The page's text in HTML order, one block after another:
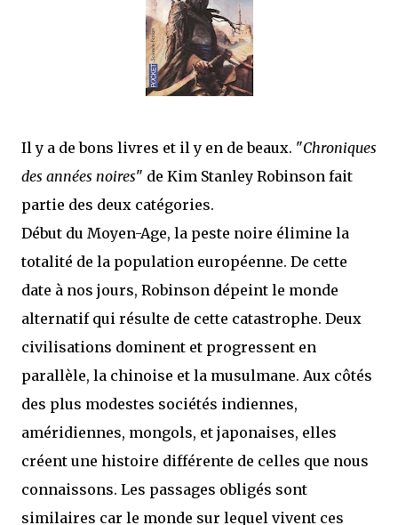
j’ai dit au sujet des tomes précédents : tant l’univers que les protagonistes
Il y a de bons livres et il y en de beaux. "Chroniques
des années noires" de Kim Stanley Robinson fait
partie des deux catégories.
Début du Moyen-Age, la peste noire élimine la
totalité de la population européenne. De cette
date à nos jours, Robinson dépeint le monde
alternatif qui résulte de cette catastrophe. Deux
civilisations dominent et progressent en
parallèle, la chinoise et la musulmane. Aux côtés
des plus modestes sociétés indiennes,
améridiennes, mongols, et japonaises, elles
créent une histoire différente de celles que nous
connaissons. Les passages obligés sont
similaires car le monde sur lequel vivent ces